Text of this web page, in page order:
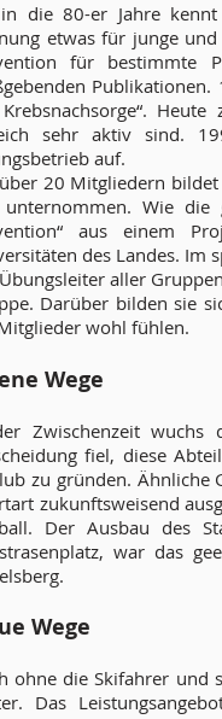
die 80-er Jahre kennt
etwas für junge
für bestimmte
sehr aktiv sind.
auf.
20 Mitgliedern
Wie die
aus einem
des Landes. Im
aller
Darüber bilden sie
wohl fühlen.
Wege
Zwischenzeit wuchs
fiel, diese
zu gründen. Ähnliche
zukunftsweisend
Der Ausbau des
war das
Wege
ohne die Skifahrer und
Das